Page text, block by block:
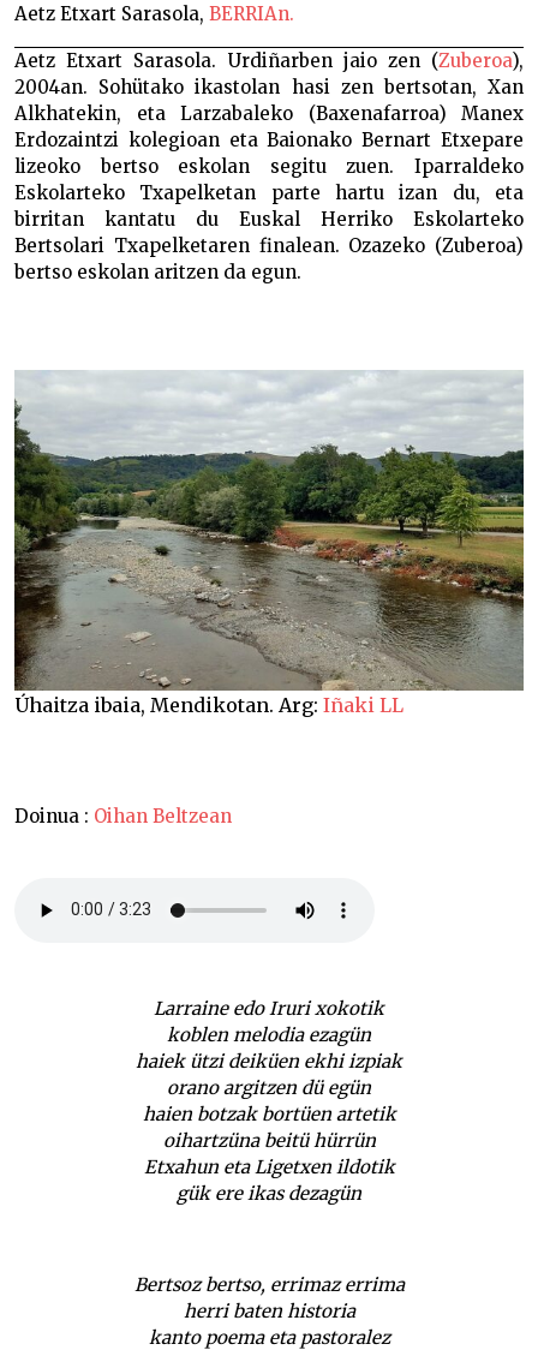
Aetz Etxart Sarasola, BERRIAn.
Aetz Etxart Sarasola. Urdiñarben jaio zen (Zuberoa),
2004an. Sohütako ikastolan hasi zen bertsotan, Xan
Alkhatekin, eta Larzabaleko (Baxenafarroa) Manex
Erdozaintzi kolegioan eta Baionako Bernart Etxepare
lizeoko bertso eskolan segitu zuen. Iparraldeko
Eskolarteko Txapelketan parte hartu izan du, eta
birritan kantatu du Euskal Herriko Eskolarteko
Bertsolari Txapelketaren finalean. Ozazeko (Zuberoa)
bertso eskolan aritzen da egun.
Úhaitza ibaia, Mendikotan. Arg: Iñaki LL
Doinua : Oihan Beltzean
Larraine edo Iruri xokotik
koblen melodia ezagün
haiek ützi deiküen ekhi izpiak
orano argitzen dü egün
haien botzak bortüen artetik
oihartzüna beitü hürrün
Etxahun eta Ligetxen ildotik
gük ere ikas dezagün
Bertsoz bertso, errimaz errima
herri baten historia
kanto poema eta pastoralez